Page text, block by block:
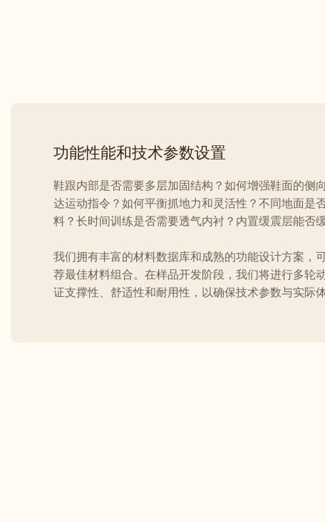
功能性能和技术参数设置
鞋跟内部是否需要多层加固结构？如何增强鞋面的侧
达运动指令？如何平衡抓地力和灵活性？不同地面是
料？长时间训练是否需要透气内衬？内置缓震层能否
我们拥有丰富的材料数据库和成熟的功能设计方案，
荐最佳材料组合。在样品开发阶段，我们将进行多轮
证支撑性、舒适性和耐用性，以确保技术参数与实际